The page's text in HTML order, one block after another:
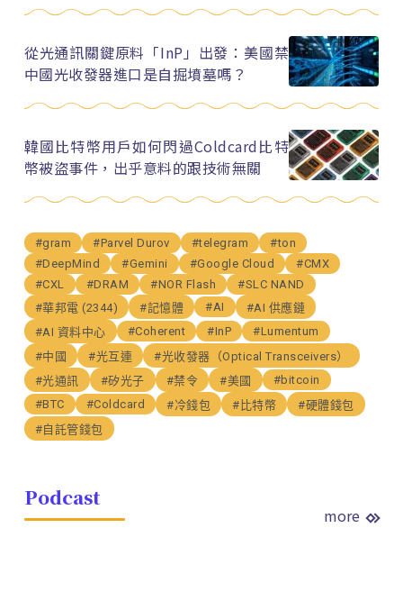
從光通訊關鍵原料「InP」出發：美國禁
中國光收發器進口是自掘墳墓嗎？
韓國比特幣用戶如何閃過Coldcard比特
幣被盜事件，出乎意料的跟技術無關
#gram #Parvel Durov #telegram
#ton
#DeepMind
#Gemini #Google Cloud
#CMX
#CXL
#DRAM #NOR Flash
#SLC NAND
#華邦電 (2344)
#記憶體 #AI
#AI 供應鏈
#AI 資料中心
#Coherent #InP
#Lumentum
#中國
#光互連
#光收發器（Optical Transceivers）
#光通訊
#矽光子 #禁令 #美國
#bitcoin
#BTC
#Coldcard #冷錢包 #比特幣
#硬體錢包
#自託管錢包
Podcast
more